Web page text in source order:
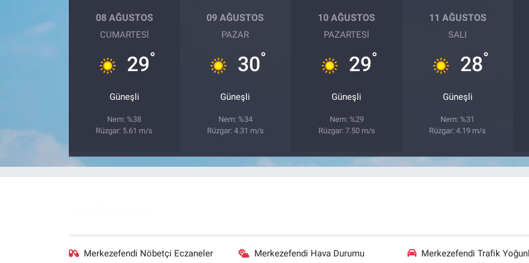
08 AĞUSTOS
CUMARTESI
29°
Güneşli
Nem: %38
Rüzgar: 5.61 m/s
09 AĞUSTOS
PAZAR
30°
Güneşli
Nem: %34
Rüzgar: 4.31 m/s
10 AĞUSTOS
PAZARTESI
29°
Güneşli
Nem: %29
Rüzgar: 7.50 m/s
11 AĞUSTOS
SALI
28°
Güneşli
Nem: %31
Rüzgar: 4.19 m/s
Merkezefendi Nöbetçi Eczaneler Merkezefendi Hava Durumu
Merkezefendi Trafik